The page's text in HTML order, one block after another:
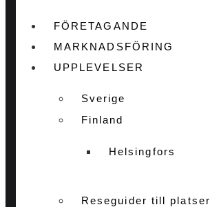
FÖRETAGANDE
MARKNADSFÖRING
UPPLEVELSER
Sverige
Finland
Helsingfors
Reseguider till platser